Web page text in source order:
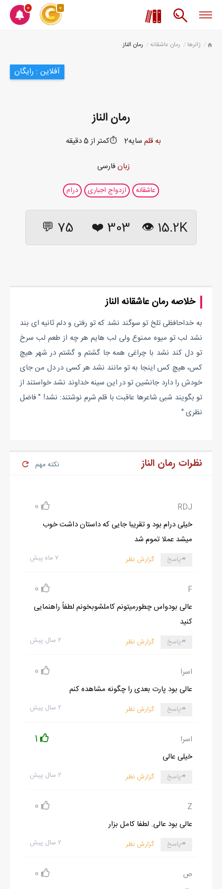
0 0
ژانرها رمان عاشقانه رمان الناز
آفلاین : رایگان
رمان الناز
به قلم سایه2 ⏱️کمتر از 5 دقیقه
زبانفارسی
عاشقانه ازدواج اجباری درام
15.2K 👁
303
❤️
75 💬
خلاصه رمان عاشقانه الناز
به خداحافظی تلخ تو سوگند نشد که تو رفتی و دلم ثانیه ای بند
نشد لب تو میوه ممنوع ولی لب هایم هر چه از طعم لب سرخ
تو دل کند نشد با چراغی همه جا گشتم و گشتم در شهر هیچ
کس، هیچ کس اینجا به تو مانند نشد هر کسی در دل من جای
خودش را دارد جانشین تو در این سینه خداوند نشد خواستند از
تو بگویند شبی شاعرها عاقبت با قلم شرم نوشتند: نشد! " فاضل
نظری "
نظرات رمان الناز نکته مهم
RDJ
0
خیلی درام بود و تقریبا جایی که داستان داشت خوب
میشد عملا تموم شد
۷ ماه پیش پاسخ گزارش نظر
F
0
عالی بودواس چطورمیتونم کاملشوبخونم لطفاً راهنمایی
کنید
۲ سال پیش پاسخ گزارش نظر
اسرا 0
عالی بود پارت بعدی را چگونه مشاهده کنم
۲ سال پیش پاسخ گزارش نظر
اسرا 1
خیلی عالی
۲ سال پیش پاسخ گزارش نظر
Z
0
عالی بود عالی. لطفا کامل بزار
۲ سال پیش پاسخ گزارش نظر
ص 0